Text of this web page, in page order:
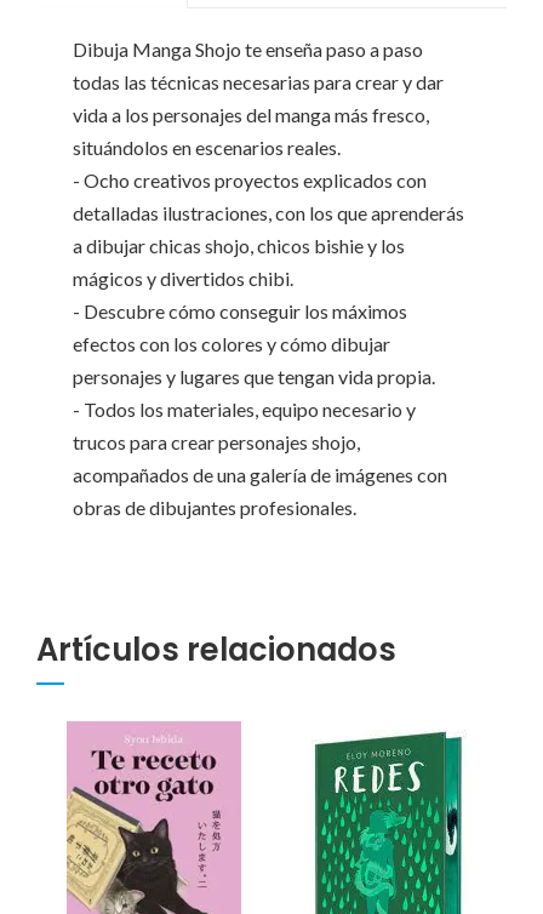
Dibuja Manga Shojo te enseña paso a paso
todas las técnicas necesarias para crear y dar
vida a los personajes del manga más fresco,
situándolos en escenarios reales.
- Ocho creativos proyectos explicados con
detalladas ilustraciones, con los que aprenderás
a dibujar chicas shojo, chicos bishie y los
mágicos y divertidos chibi.
- Descubre cómo conseguir los máximos
efectos con los colores y cómo dibujar
personajes y lugares que tengan vida propia.
- Todos los materiales, equipo necesario y
trucos para crear personajes shojo,
acompañados de una galería de imágenes con
obras de dibujantes profesionales.
Artículos relacionados